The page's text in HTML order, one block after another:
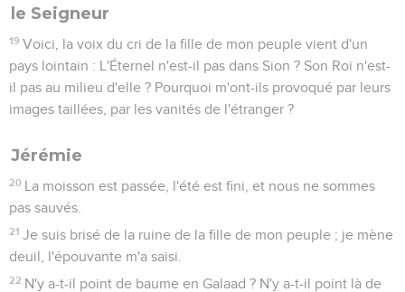
le Seigneur
19 Voici, la voix du cri de la fille de mon peuple vient d'un
pays lointain : L'Éternel n'est-il pas dans Sion ? Son Roi n'est-
il pas au milieu d'elle ? Pourquoi m'ont-ils provoqué par leurs
images taillées, par les vanités de l'étranger ?
Jérémie
20 La moisson est passée, l'été est fini, et nous ne sommes
pas sauvés.
21 Je suis brisé de la ruine de la fille de mon peuple ; je mène
deuil, l'épouvante m'a saisi.
22 N'y a-t-il point de baume en Galaad ? N'y a-t-il point là de